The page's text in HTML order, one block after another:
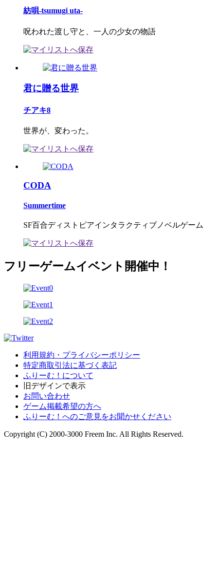
紡唄-tsumugi uta-
呪われた渡し守と、一人の少女の物語
君に贈る世界
チアキ8
世界が、変わった。
CODA
Summertime
SF百合ディストピアインタラクティブノベルゲーム
フリーゲームイベント開催中！
利用規約・プライバシーポリシー
特定商取引法に基づく表記
ふりーむ！について
旧デザインで表示
お問い合わせ
ゲーム掲載希望の方へ
ふりーむ！へのご意見をお聞かせください
Copyright (C) 2000-3000 Freem Inc. All Rights Reserved.